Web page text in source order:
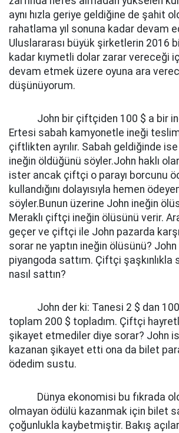
aynı hızla geriye geldiğine de şahit
rahatlama yıl sonuna kadar devam
Uluslararası büyük şirketlerin 2016
kadar kıymetli dolar zarar vereceği
devam etmek üzere oyuna ara
düşünüyorum.
John bir çiftçiden 100 $ a bir
Ertesi sabah kamyonetle ineği
çiftlikten ayrılır. Sabah geldiğinde
ineğin öldüğünü söyler.John haklı
ister ancak çiftçi o parayı borcunu
kullandığını dolayısıyla hemen
söyler.Bunun üzerine John ineğin
Meraklı çiftçi ineğin ölüsünü verir.
geçer ve çiftçi ile John pazarda
sorar ne yaptın ineğin ölüsünü?
piyangoda sattım. Çiftçi şaşkınlıkla
nasıl sattın?
John der ki: Tanesi 2 $ dan 100
toplam 200 $ topladım. Çiftçi
şikayet etmediler diye sorar? John
kazanan şikayet etti ona da bilet
ödedim sustu.
Dünya ekonomisi bu fıkrada
olmayan ödülü kazanmak için bilet
çoğunlukla kaybetmiştir. Bakış